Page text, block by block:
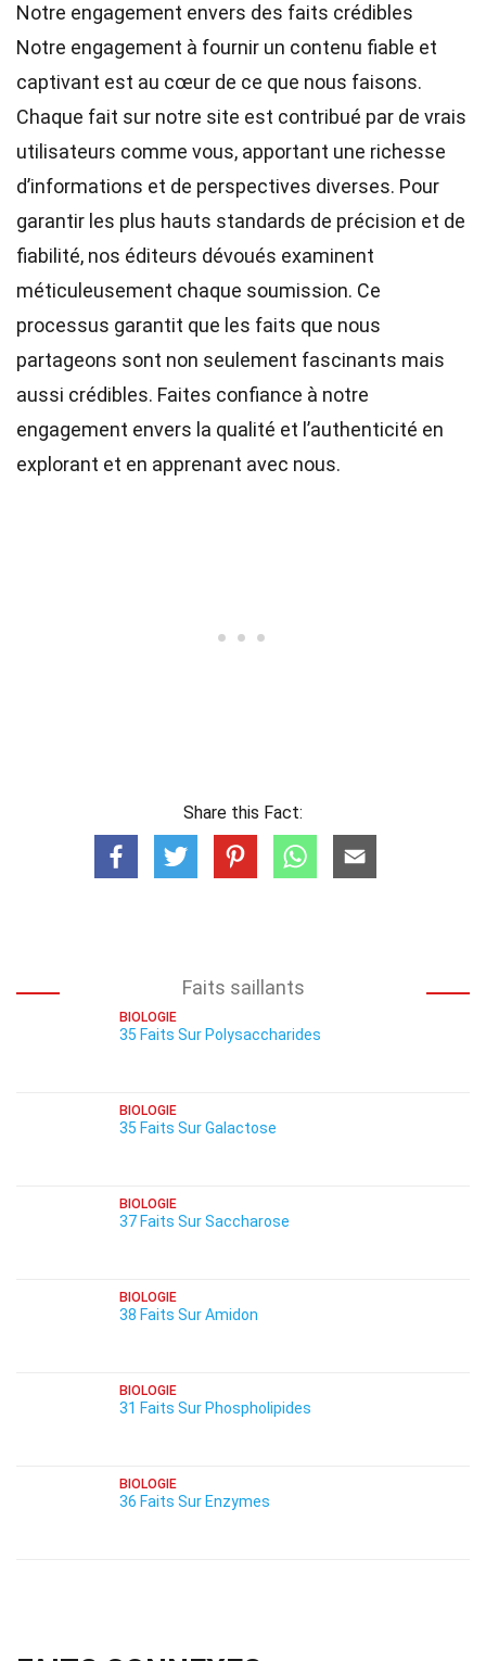
Notre engagement envers des faits crédibles
Notre engagement à fournir un contenu fiable et
captivant est au cœur de ce que nous faisons.
Chaque fait sur notre site est contribué par de vrais
utilisateurs comme vous, apportant une richesse
d’informations et de perspectives diverses. Pour
garantir les plus hauts standards de précision et de
fiabilité, nos éditeurs dévoués examinent
méticuleusement chaque soumission. Ce
processus garantit que les faits que nous
partageons sont non seulement fascinants mais
aussi crédibles. Faites confiance à notre
engagement envers la qualité et l’authenticité en
explorant et en apprenant avec nous.
Share this Fact:
Faits saillants
BIOLOGIE
35 Faits Sur Polysaccharides
BIOLOGIE
35 Faits Sur Galactose
BIOLOGIE
37 Faits Sur Saccharose
BIOLOGIE
38 Faits Sur Amidon
BIOLOGIE
31 Faits Sur Phospholipides
BIOLOGIE
36 Faits Sur Enzymes